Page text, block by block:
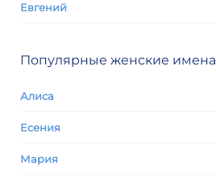
Евгений
Популярные женские имена
Алиса
Есения
Мария